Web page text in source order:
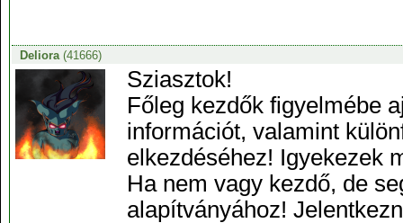
Deliora(41666)
Sziasztok!
Főleg kezdők figyelmébe
információt, valamint
elkezdéséhez! Igyekezek
Ha nem vagy kezdő, de
alapítványához!